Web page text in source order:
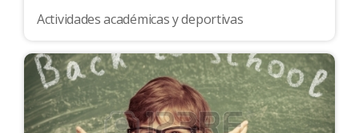
Actividades académicas y deportivas